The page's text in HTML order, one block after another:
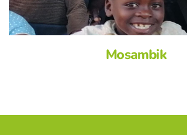
Mosambik